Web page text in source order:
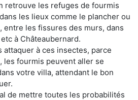
retrouve les refuges de fourmis
les lieux comme le plancher ou
entre les fissures des murs, dans
à Châteaubernard.
à ces insectes, parce
les fourmis peuvent aller se
votre villa, attendant le bon
de mettre toutes les probabilités